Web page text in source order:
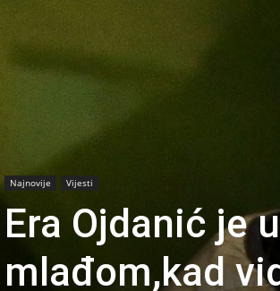
Najnovije Vijesti
Era Ojdanić je
mlađom,kad